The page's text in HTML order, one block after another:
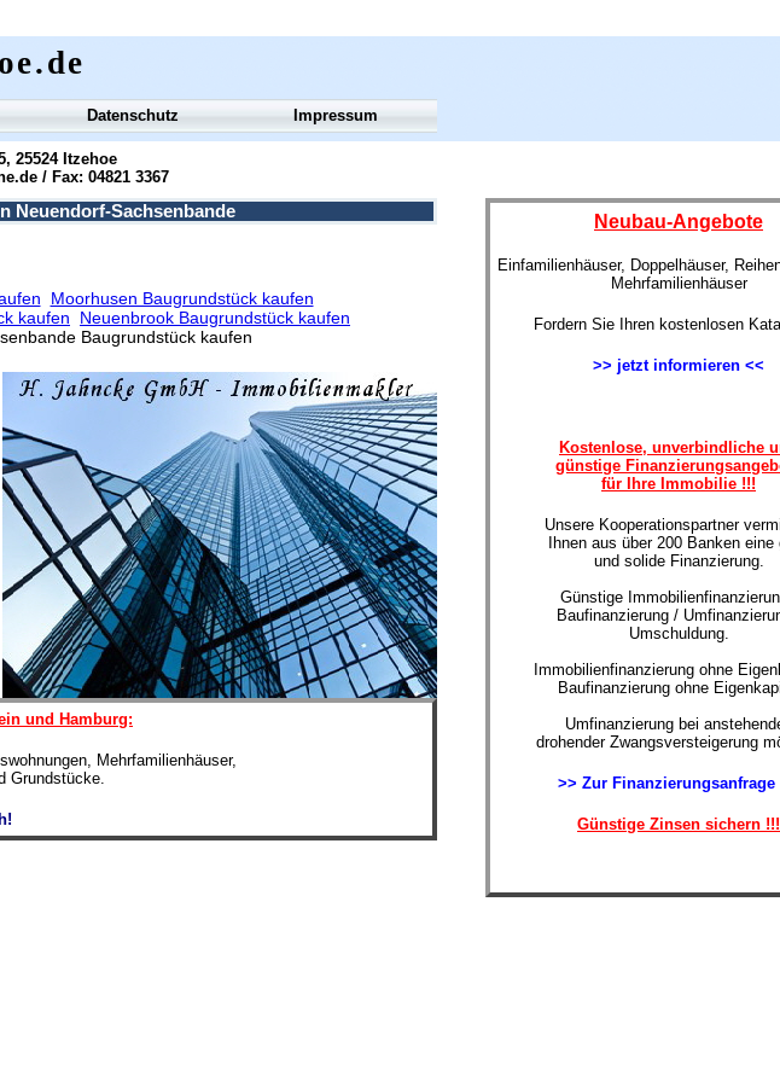
Neuendorf-Sachsenbande
Moorhusen Baugrundstück kaufen
kaufen
Neuenbrook Baugrundstück kaufen
Baugrundstück kaufen
25524 Itzehoe
/ Fax: 04821 3367
und Hamburg:
Mehrfamilienhäuser,
Grundstücke.
Datenschutz Impressum
Neubau-Angebote
Einfamilienhäuser, Doppelhäuser,
Mehrfamilienhäuser
Fordern Sie Ihren kostenlosen
>> jetzt informieren <<
Kostenlose, unverbindliche
günstige
für Ihre Immobilie !!!
Unsere Kooperationspartner
Ihnen aus über 200 Banken eine
und solide Finanzierung.
Günstige
Baufinanzierung /
Umschuldung.
Immobilienfinanzierung ohne
Baufinanzierung ohne
Umfinanzierung bei
drohender Zwangsversteigerung
>> Zur Finanzierungsanfrage
Günstige Zinsen sichern !!!